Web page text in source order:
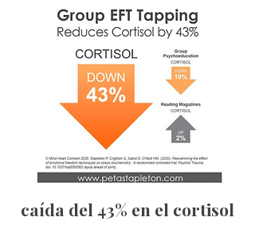
caída del 43% en el cortisol